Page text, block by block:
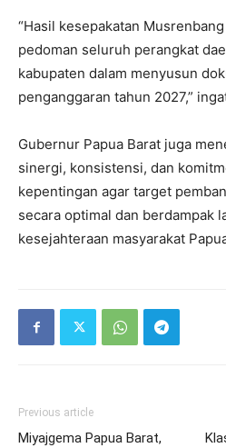
“Hasil kesepakatan
pedoman seluruh perangkat
kabupaten dalam menyusun
penganggaran tahun 2027,”
Gubernur Papua Barat juga
sinergi, konsistensi, dan
kepentingan agar target
secara optimal dan berdampak
kesejahteraan masyarakat
Previous article
Miyajgema Papua Barat,